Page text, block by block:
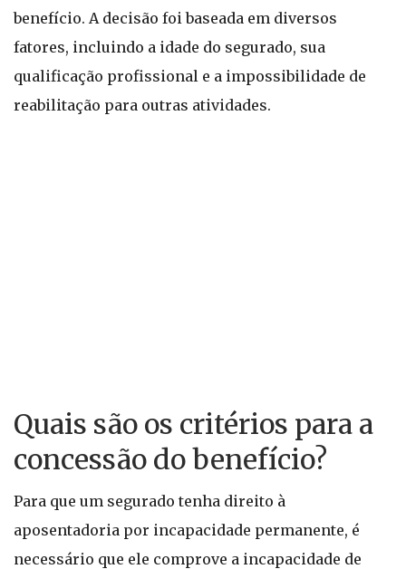
benefício. A decisão foi baseada em diversos
fatores, incluindo a idade do segurado, sua
qualificação profissional e a impossibilidade de
reabilitação para outras atividades.
Quais são os critérios para a
concessão do benefício?
Para que um segurado tenha direito à
aposentadoria por incapacidade permanente, é
necessário que ele comprove a incapacidade de